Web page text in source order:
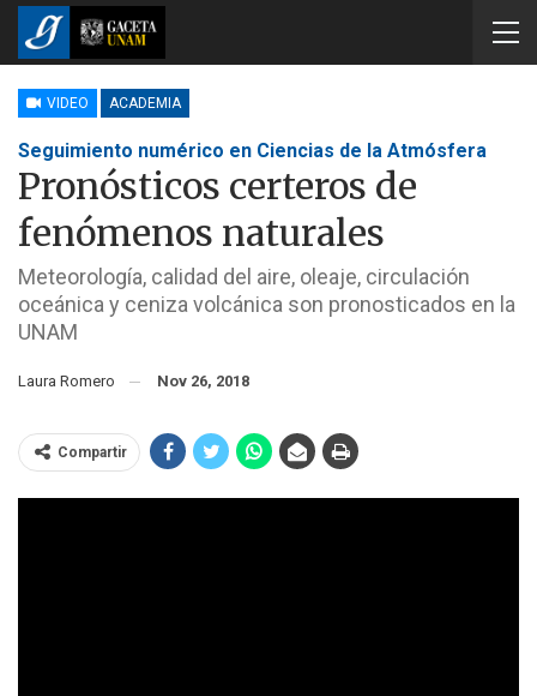
VIDEO ACADEMIA
Seguimiento numérico en Ciencias de la Atmósfera
Pronósticos certeros de
fenómenos naturales
Meteorología, calidad del aire, oleaje, circulación
oceánica y ceniza volcánica son pronosticados en la
UNAM
Laura Romero Nov 26, 2018
Compartir